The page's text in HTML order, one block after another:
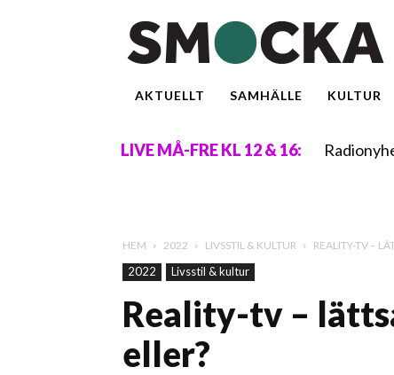
AKTUELLT SAMHÄLLE KULTUR
LIVE MÅ-FRE KL 12 & 16:
HEM 2022 LIVSSTIL & KULTUR REALITY-TV –
2022 Livsstil & kultur
Reality-tv –
eller?